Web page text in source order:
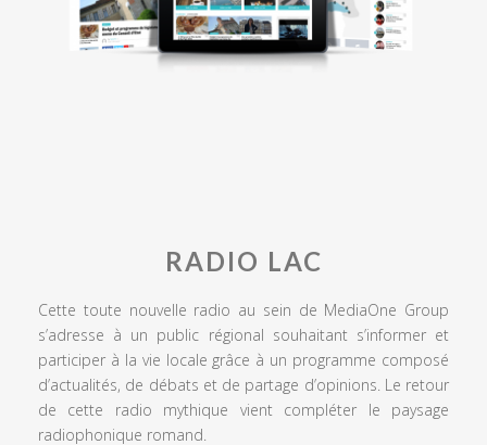
RADIO LAC
Cette toute nouvelle radio au sein de MediaOne Group
s’adresse à un public régional souhaitant s’informer et
participer à la vie locale grâce à un programme composé
d’actualités, de débats et de partage d’opinions. Le retour
de cette radio mythique vient compléter le paysage
radiophonique romand.